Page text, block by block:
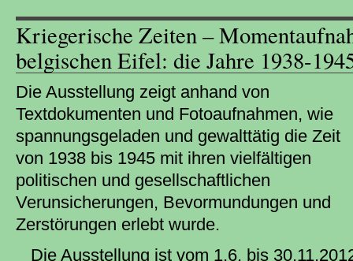
Kriegerische Zeiten –
belgischen Eifel: die Jahre 1938-
Die Ausstellung zeigt anhand von
Textdokumenten und Fotoaufnahmen, wie
spannungsgeladen und gewalttätig die Zeit
von 1938 bis 1945 mit ihren vielfältigen
politischen und gesellschaftlichen
Verunsicherungen, Bevormundungen und
Zerstörungen erlebt wurde.
Die Ausstellung ist vom 1.6. bis